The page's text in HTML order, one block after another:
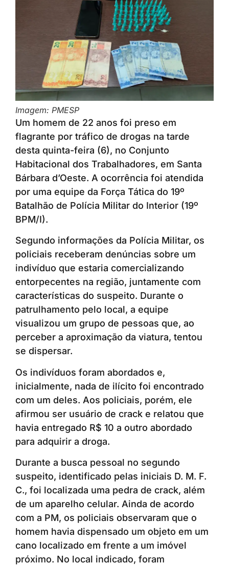
Imagem: PMESP
Um homem de 22 anos foi preso em
flagrante por tráfico de drogas na tarde
desta quinta-feira (6), no Conjunto
Habitacional dos Trabalhadores, em Santa
Bárbara d’Oeste. A ocorrência foi atendida
por uma equipe da Força Tática do 19º
Batalhão de Polícia Militar do Interior (19º
BPM/I).
Segundo informações da Polícia Militar, os
policiais receberam denúncias sobre um
indivíduo que estaria comercializando
entorpecentes na região, juntamente com
características do suspeito. Durante o
patrulhamento pelo local, a equipe
visualizou um grupo de pessoas que, ao
perceber a aproximação da viatura, tentou
se dispersar.
Os indivíduos foram abordados e,
inicialmente, nada de ilícito foi encontrado
com um deles. Aos policiais, porém, ele
afirmou ser usuário de crack e relatou que
havia entregado R$ 10 a outro abordado
para adquirir a droga.
Durante a busca pessoal no segundo
suspeito, identificado pelas iniciais D. M. F.
C., foi localizada uma pedra de crack, além
de um aparelho celular. Ainda de acordo
com a PM, os policiais observaram que o
homem havia dispensado um objeto em um
cano localizado em frente a um imóvel
próximo. No local indicado, foram